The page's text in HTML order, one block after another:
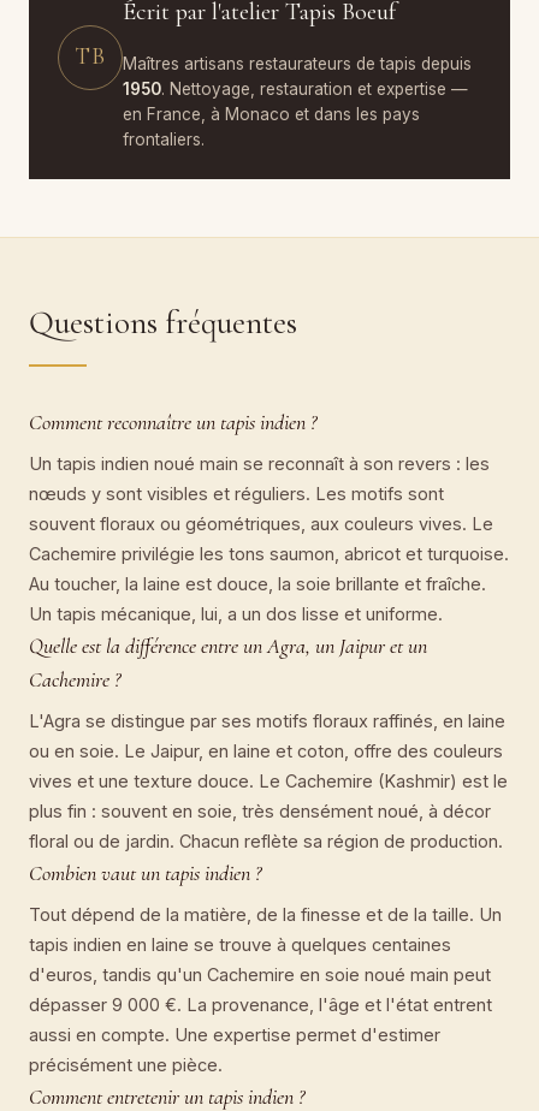
TB
Écrit par l'atelier Tapis Boeuf
Maîtres artisans restaurateurs de tapis depuis
1950. Nettoyage, restauration et expertise —
en France, à Monaco et dans les pays
frontaliers.
Questions fréquentes
Comment reconnaître un tapis indien ?
Un tapis indien noué main se reconnaît à son revers : les
nœuds y sont visibles et réguliers. Les motifs sont
souvent floraux ou géométriques, aux couleurs vives. Le
Cachemire privilégie les tons saumon, abricot et turquoise.
Au toucher, la laine est douce, la soie brillante et fraîche.
Un tapis mécanique, lui, a un dos lisse et uniforme.
Quelle est la différence entre un Agra, un Jaipur et un
Cachemire ?
L'Agra se distingue par ses motifs floraux raffinés, en laine
ou en soie. Le Jaipur, en laine et coton, offre des couleurs
vives et une texture douce. Le Cachemire (Kashmir) est le
plus fin : souvent en soie, très densément noué, à décor
floral ou de jardin. Chacun reflète sa région de production.
Combien vaut un tapis indien ?
Tout dépend de la matière, de la finesse et de la taille. Un
tapis indien en laine se trouve à quelques centaines
d'euros, tandis qu'un Cachemire en soie noué main peut
dépasser 9 000 €. La provenance, l'âge et l'état entrent
aussi en compte. Une expertise permet d'estimer
précisément une pièce.
Comment entretenir un tapis indien ?